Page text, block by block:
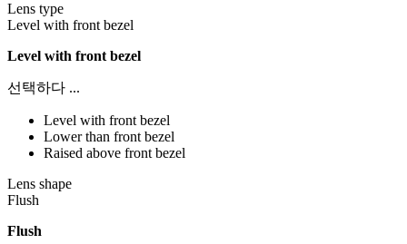
Lens type
Level with front bezel
Level with front bezel
선택하다 ...
Level with front bezel
Lower than front bezel
Raised above front bezel
Lens shape
Flush
Flush